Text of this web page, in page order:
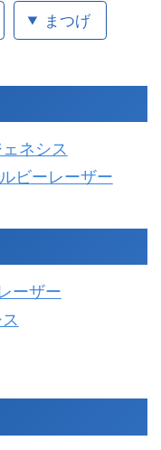
まつげ
ェネシス
ビーレーザー
ーザー